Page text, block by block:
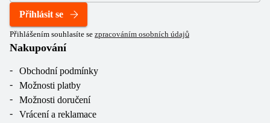
Přihlásit se
Přihlášením souhlasíte se zpracováním osobních údajů
Nakupování
Obchodní podmínky
Možnosti platby
Možnosti doručení
Vrácení a reklamace